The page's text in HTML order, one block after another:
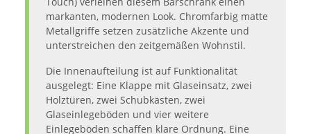
markanten, modernen Look. Chromfarbig matte
Metallgriffe setzen zusätzliche Akzente und
unterstreichen den zeitgemäßen Wohnstil.
Die Innenaufteilung ist auf Funktionalität
ausgelegt: Eine Klappe mit Glaseinsatz, zwei
Holztüren, zwei Schubkästen, zwei
Glaseinlegeböden und vier weitere
Einlegeböden schaffen klare Ordnung. Eine